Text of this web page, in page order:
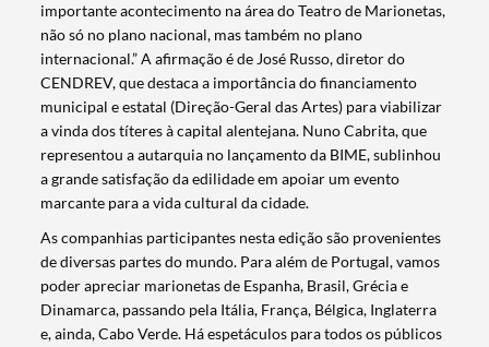
importante acontecimento na área do Teatro de Marionetas,
não só no plano nacional, mas também no plano
internacional.” A afirmação é de José Russo, diretor do
CENDREV, que destaca a importância do financiamento
municipal e estatal (Direção-Geral das Artes) para viabilizar
a vinda dos títeres à capital alentejana. Nuno Cabrita, que
representou a autarquia no lançamento da BIME, sublinhou
a grande satisfação da edilidade em apoiar um evento
marcante para a vida cultural da cidade.
As companhias participantes nesta edição são provenientes
de diversas partes do mundo. Para além de Portugal, vamos
poder apreciar marionetas de Espanha, Brasil, Grécia e
Dinamarca, passando pela Itália, França, Bélgica, Inglaterra
e, ainda, Cabo Verde. Há espetáculos para todos os públicos